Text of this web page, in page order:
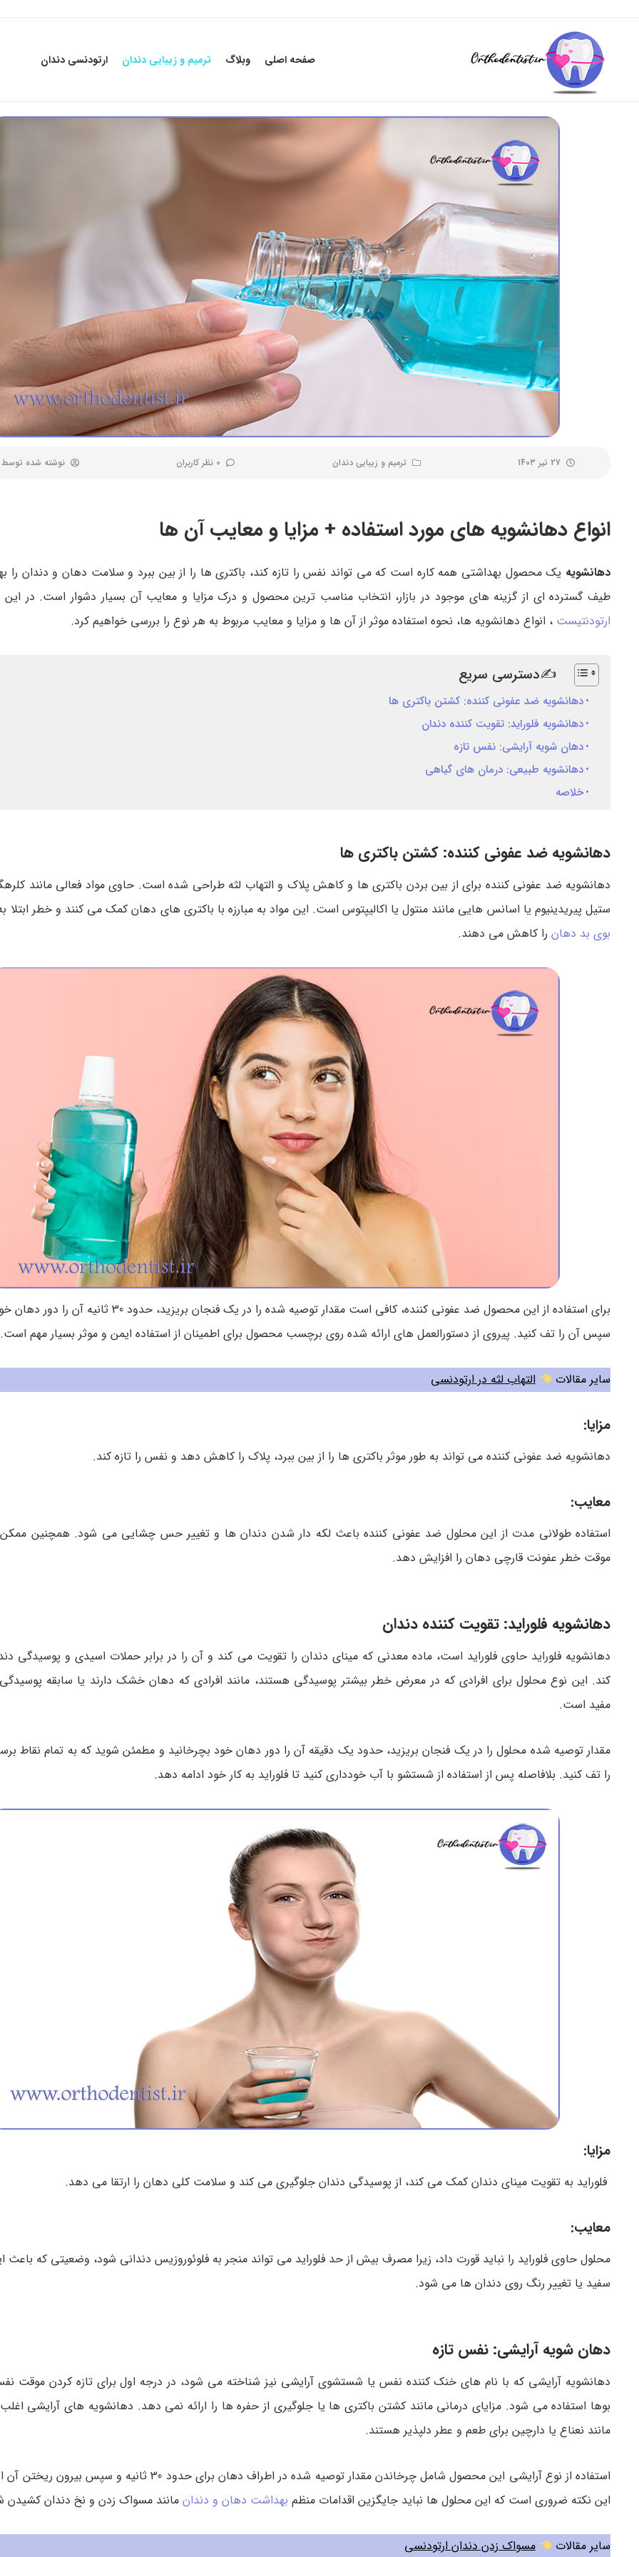
صفحه اصلی وبلاگ ترمیم و زیبایی دندان ارتودنسی دندان
27 تیر 1403 ترمیم و زیبایی دندان 0 نظر کاربران نوشته شده توسط
انواع دهانشویه های مورد استفاده + مزایا و معایب آن ها
دهانشویه یک محصول بهداشتی همه کاره است که می تواند نفس را تازه کند، باکتری ها را از بین ببرد و سلامت دهان و دندان را
طیف گسترده ای از گزینه های موجود در بازار، انتخاب مناسب ترین محصول و درک مزایا و معایب آن بسیار دشوار است. در این
ارتودنتیست ، انواع دهانشویه ها، نحوه استفاده موثر از آن ها و مزایا و معایب مربوط به هر نوع را بررسی خواهیم کرد.
✍دسترسی سریع
دهانشویه ضد عفونی کننده: کشتن باکتری ها
دهانشویه فلوراید: تقویت کننده دندان
دهان شویه آرایشی: نفس تازه
دهانشویه طبیعی: درمان های گیاهی
خلاصه
دهانشویه ضد عفونی کننده: کشتن باکتری ها
دهانشویه ضد عفونی کننده برای از بین بردن باکتری ها و کاهش پلاک و التهاب لثه طراحی شده است. حاوی مواد فعالی مانند
ستیل پیریدینیوم یا اسانس هایی مانند منتول یا اکالیپتوس است. این مواد به مبارزه با باکتری های دهان کمک می کنند و خطر ابتلا
بوی بد دهان را کاهش می دهند.
برای استفاده از این محصول ضد عفونی کننده، کافی است مقدار توصیه شده را در یک فنجان
سپس آن را تف کنید. پیروی از دستورالعمل های ارائه شده روی برچسب محصول برای اطمینان از استفاده ایمن و موثر بسیار مهم است.
سایر مقالات التهاب لثه در ارتودنسی
مزایا:
دهانشویه ضد عفونی کننده می تواند به طور موثر باکتری ها را از بین ببرد، پلاک را کاهش دهد و نفس را تازه کند.
معایب:
استفاده طولانی مدت از این محلول ضد عفونی کننده باعث لکه دار شدن دندان ها و تغییر حس چشایی می شود. همچنین
موقت خطر عفونت قارچی دهان را افزایش دهد.
دهانشویه فلوراید: تقویت کننده دندان
دهانشویه فلوراید حاوی فلوراید است، ماده معدنی که مینای دندان را تقویت می کند و آن را در برابر حملات اسیدی و پوسیدگی
کند. این نوع محلول برای افرادی که در معرض خطر بیشتر پوسیدگی هستند، مانند افرادی که دهان خشک دارند یا سابقه پوسیدگی
مفید است.
مقدار توصیه شده محلول را در یک فنجان بریزید، حدود یک دقیقه آن را دور دهان خود بچرخانید و مطمئن شوید که به تمام نقاط
را تف کنید. بلافاصله پس از استفاده از شستشو با آب خودداری کنید تا فلوراید به کار خود ادامه دهد.
مزایا:
فلوراید به تقویت مینای دندان کمک می کند، از پوسیدگی دندان جلوگیری می کند و سلامت کلی دهان را ارتقا می دهد.
معایب:
محلول حاوی فلوراید را نباید قورت داد، زیرا مصرف بیش از حد فلوراید می تواند منجر به فلوئوروزیس دندانی شود، وضعیتی که باعث
سفید یا تغییر رنگ روی دندان ها می شود.
دهان شویه آرایشی: نفس تازه
دهانشویه آرایشی که با نام های خنک کننده نفس یا شستشوی آرایشی نیز شناخته می شود، در درجه اول برای تازه کردن موقت
بوها استفاده می شود. مزایای درمانی مانند کشتن باکتری ها یا جلوگیری از حفره ها را ارائه نمی دهد. دهانشویه های آرایشی
مانند نعناع یا دارچین برای طعم و عطر دلپذیر هستند.
استفاده از نوع آرایشی این محصول شامل چرخاندن مقدار توصیه شده در اطراف دهان برای حدود
این نکته ضروری است که این محلول ها نباید جایگزین اقدامات منظم بهداشت دهان و دندانمانند مسواک زدن و نخ دندان کشیدن
سایر مقالات مسواک زدن دندان ارتودنسی